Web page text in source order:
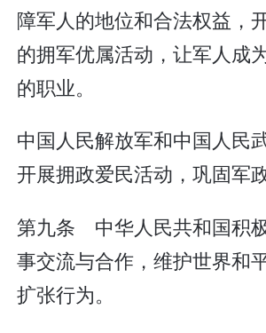
障军人的地位和合法权益，
的拥军优属活动，让军人成
的职业。
中国人民解放军和中国人民
开展拥政爱民活动，巩固军
第九条 中华人民共和国积
事交流与合作，维护世界和
扩张行为。